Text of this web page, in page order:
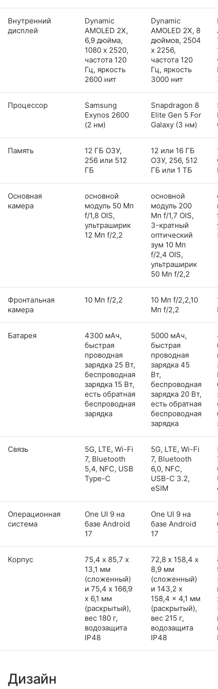
Внутренний
дисплей
Dynamic
AMOLED 2X,
6,9 дюйма,
1080 x 2520,
частота 120
Гц, яркость
2600 нит
Dynamic
AMOLED 2X, 8
дюймов, 2504
x 2256,
частота 120
Гц, яркость
3000 нит
Процессор
Samsung
Exynos 2600
(2 нм)
Snapdragon 8
Elite Gen 5 For
Galaxy (3 нм)
Память
12 ГБ ОЗУ,
256 или 512
ГБ
12 или 16 ГБ
ОЗУ, 256, 512
ГБ или 1 ТБ
Основная
камера
основной
модуль 50 Мп
f/1,8 OIS,
ультраширик
12 Мп f/2,2
основной
модуль 200
Мп f/1,7 OIS,
3-кратный
оптический
зум 10 Мп
f/2,4 OIS,
ультраширик
50 Мп f/2,2
Фронтальная
камера
10 Мп f/2,2
10 Мп f/2,2,10
Мп f/2,2
Батарея
4300 мАч,
быстрая
проводная
зарядка 25 Вт,
беспроводная
зарядка 15 Вт,
есть обратная
беспроводная
зарядка
5000 мАч,
быстрая
проводная
зарядка 45
Вт,
беспроводная
зарядка 20 Вт,
есть обратная
беспроводная
зарядка
Связь
5G, LTE, Wi-Fi
7, Bluetooth
5,4, NFC, USB
Type-C
5G, LTE, Wi-Fi
7, Bluetooth
6,0, NFC,
USB-C 3.2,
eSIM
Операционная
система
One UI 9 на
базе Android
17
One UI 9 на
базе Android
17
Корпус
75,4 х 85,7 х
13,1 мм
(сложенный)
и 75,4 x 166,9
x 6,1 мм
(раскрытый),
вес 180 г,
водозащита
IP48
72,8 х 158,4 х
8,9 мм
(сложенный)
и 143,2 x
158,4 x 4,1 мм
(раскрытый),
вес 215 г,
водозащита
IP48
Дизайн